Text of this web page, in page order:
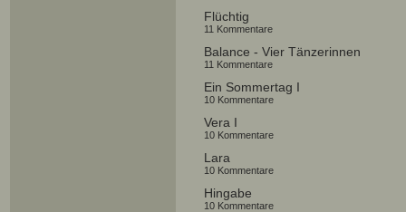
Flüchtig
11 Kommentare
Balance - Vier Tänzerinnen
11 Kommentare
Ein Sommertag I
10 Kommentare
Vera I
10 Kommentare
Lara
10 Kommentare
Hingabe
10 Kommentare